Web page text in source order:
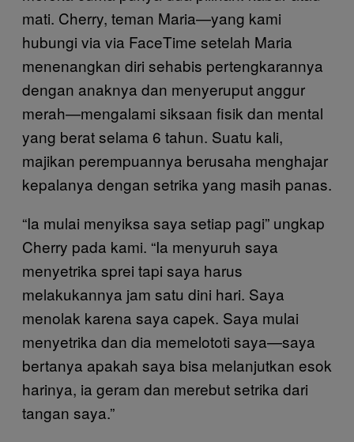
mati. Cherry, teman Maria—yang kami
hubungi via via FaceTime setelah Maria
menenangkan diri sehabis pertengkarannya
dengan anaknya dan menyeruput anggur
merah—mengalami siksaan fisik dan mental
yang berat selama 6 tahun. Suatu kali,
majikan perempuannya berusaha menghajar
kepalanya dengan setrika yang masih panas.
“Ia mulai menyiksa saya setiap pagi” ungkap
Cherry pada kami. “Ia menyuruh saya
menyetrika sprei tapi saya harus
melakukannya jam satu dini hari. Saya
menolak karena saya capek. Saya mulai
menyetrika dan dia memelototi saya—saya
bertanya apakah saya bisa melanjutkan esok
harinya, ia geram dan merebut setrika dari
tangan saya.”